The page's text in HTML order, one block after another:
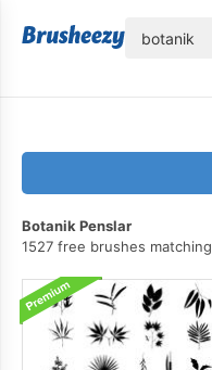
Botanik Penslar
1527 free brushes matching